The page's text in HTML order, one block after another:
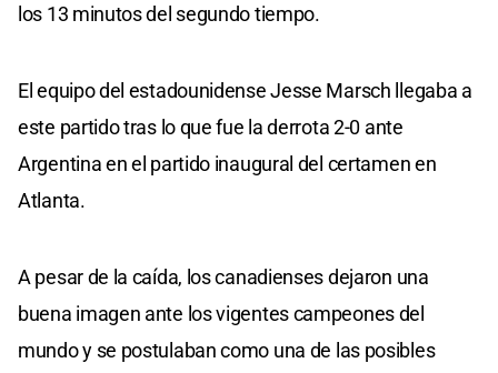
los 13 minutos del segundo tiempo.
El equipo del estadounidense Jesse Marsch llegaba a
este partido tras lo que fue la derrota 2-0 ante
Argentina en el partido inaugural del certamen en
Atlanta.
A pesar de la caída, los canadienses dejaron una
buena imagen ante los vigentes campeones del
mundo y se postulaban como una de las posibles